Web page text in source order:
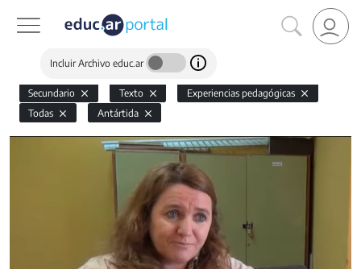
Incluir Archivo educ.ar
Secundario Texto
Experiencias pedagógicas
Todas
Antártida